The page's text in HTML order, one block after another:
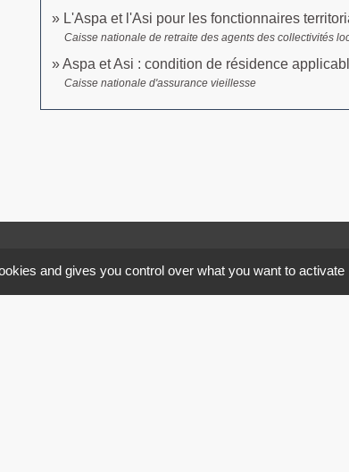
L'Aspa et l'Asi pour les fonctionnaires
Caisse nationale de retraite des agents des collectivités
Aspa et Asi : condition de résidence
Caisse nationale d'assurance vieillesse
and gives you control over what you want to activate